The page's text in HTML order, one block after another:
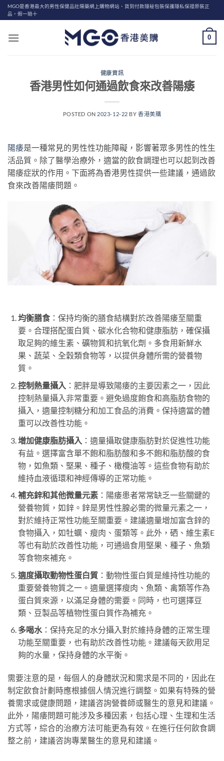
Skip
to
MGO是香港最大的男性保健品壯陽藥網上購物網站、貨到付款隱秘包裝保護隱私保證原裝正
品，假一賠十
0
健康資訊
香港男性如何通過飲食來改善陽痿
POSTED ON 2023-12-22 BY香港美購
陽痿是一種常見的男性性功能障礙，影響著眾多男性的性生
活品質。除了醫學治療外，適當的飲食調理也可以起到改善
陽痿症狀的作用。下面將為香港男性提供一些建議，通過飲
食來改善陽痿問題。
均衡膳食：保持均衡的膳食結構對於改善陽痿至關重
要。合理搭配蛋白質、碳水化合物和健康脂肪，確保攝
取足夠的維生素、礦物質和抗氧化劑。多食用新鮮水
果、蔬菜、全穀類食物等，以提供身體所需的營養物
質。
控制熱量攝入 ：肥胖是導致陽痿的主要因素之一，因此
控制熱量攝入非常重要。避免過度飽食和高脂肪食物的
攝入，適量控制糖分和加工食品的消費。保持適當的體
重可以改善性功能。
增加健康脂肪攝入 ：適量攝取健康脂肪對於促進性功能
有益。選擇富含單不飽和脂肪酸和多不飽和脂肪酸的食
物，如魚類、堅果、種子、橄欖油等。這些食物有助於
維持血液循環和神經傳導的正常功能。
補充鋅和其他微量元素：陽痿患者常常缺乏一些關鍵的
營養物質，如鋅。鋅是男性性腺必需的微量元素之一，
對於維持正常性功能至關重要。建議適量增加富含鋅的
食物攝入，如牡蠣、瘦肉、蛋類等。此外，硒、維生素E
等也有助於改善性功能，可通過食用堅果、種子、魚類
等食物來補充。
適度攝取動物性蛋白質：動物性蛋白質是維持性功能的
重要營養物質之一。適量選擇瘦肉、魚類、禽類等作為
蛋白質來源，以滿足身體的需要。同時，也可選擇豆
類、豆製品等植物性蛋白質作為補充。
多喝水：保持充足的水分攝入對於維持身體的正常生理
功能至關重要，也有助於改善性功能。建議每天飲用足
夠的水量，保持身體的水平衡。
需要注意的是，每個人的身體狀況和需求是不同的，因此在
制定飲食計劃時應根據個人情況進行調整。如果有特殊的營
養需求或健康問題，建議咨詢營養師或醫生的意見和建議。
此外，陽痿問題可能涉及多種因素，包括心理、生理和生活
方式等，綜合的治療方法可能更為有效。在進行任何飲食調
整之前，建議咨詢專業醫生的意見和建議。